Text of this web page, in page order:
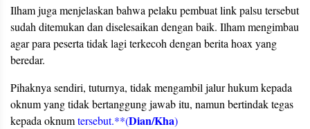
Ilham juga menjelaskan bahwa pelaku pembuat link palsu tersebut
sudah ditemukan dan diselesaikan dengan baik. Ilham mengimbau
agar para peserta tidak lagi terkecoh dengan berita hoax yang
beredar.
Pihaknya sendiri, tuturnya, tidak mengambil jalur hukum kepada
oknum yang tidak bertanggung jawab itu, namun bertindak tegas
kepada oknumtersebut.**(Dian/Kha)